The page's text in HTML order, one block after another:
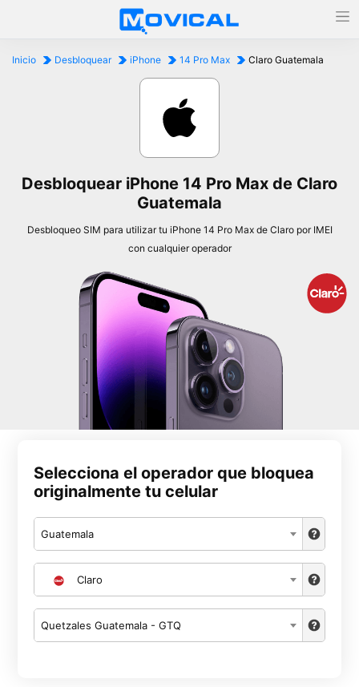
Inicio Desbloquear iPhone 14 Pro Max Claro Guatemala
Desbloquear iPhone 14 Pro Max de Claro
Guatemala
Desbloqueo SIM para utilizar tu iPhone 14 Pro Max de Claro por IMEI
con cualquier operador
Selecciona el operador que bloquea
originalmente tu celular
Guatemala
Claro
Quetzales Guatemala - GTQ